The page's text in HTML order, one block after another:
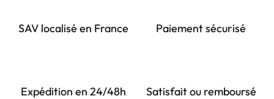
SAV localisé en France Paiement sécurisé
Expédition en 24/48h Satisfait ou remboursé